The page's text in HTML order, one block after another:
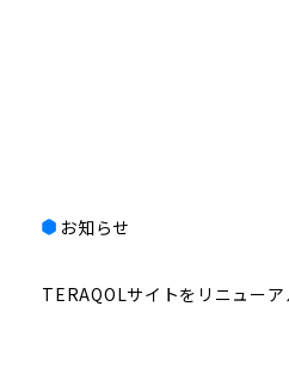
お知らせ
TERAQOLサイトをリニューア